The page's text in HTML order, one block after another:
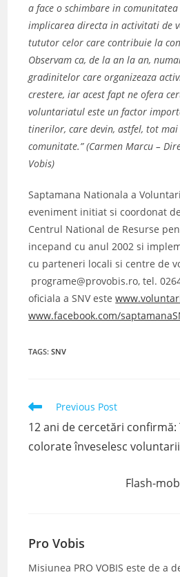
a face o schimbare in
implicarea directa in activitati de
tututor celor care contribuie la
Observam ca, de la an la an,
gradinitelor care organizeaza
crestere, iar acest fapt ne ofera
voluntariatul este un factor
tinerilor, care devin, astfel, tot
comunitate.” (Carmen Marcu –
Vobis)
Saptamana Nationala a
eveniment initiat si coordonat
Centrul National de Resurse
incepand cu anul 2002 si
cu parteneri locali si centre de
programe@provobis.ro, tel.
oficiala a SNV este
www.facebook.com/
TAGS:SNV
Read
articles
Previous Post
12 ani de cercetări confirmă:
colorate înveselesc
Flash-
Pro Vobis
Misiunea PRO VOBIS este de a